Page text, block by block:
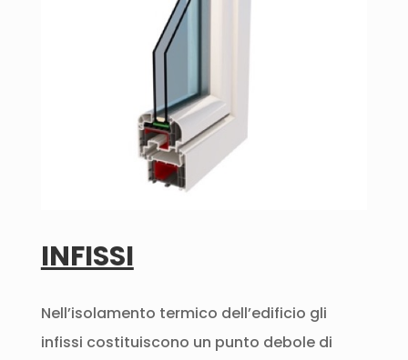
INFISSI
Nell’isolamento termico dell’edificio gli
infissi costituiscono un punto debole di